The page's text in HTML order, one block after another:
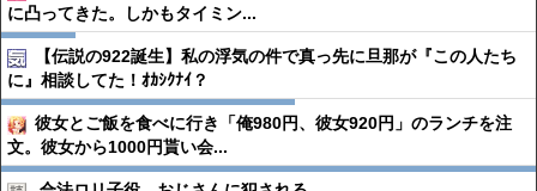
に凸ってきた。しかもタイミン...
【伝説の922誕生】私の浮気の件で真っ先に旦那が『この人たち
に』相談してた！ｵｶｼｸﾅｲ？
彼女とご飯を食べに行き「俺980円、彼女920円」のランチを注
文。彼女から1000円貰い会...